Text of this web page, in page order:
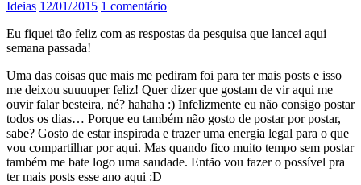
Ideias 12/01/2015 1 comentário
Eu fiquei tão feliz com as respostas da pesquisa que lancei aqui
semana passada!
Uma das coisas que mais me pediram foi para ter mais posts e isso
me deixou suuuuper feliz! Quer dizer que gostam de vir aqui me
ouvir falar besteira, né? hahaha :) Infelizmente eu não consigo postar
todos os dias… Porque eu também não gosto de postar por postar,
sabe? Gosto de estar inspirada e trazer uma energia legal para o que
vou compartilhar por aqui. Mas quando fico muito tempo sem postar
também me bate logo uma saudade. Então vou fazer o possível pra
ter mais posts esse ano aqui :D